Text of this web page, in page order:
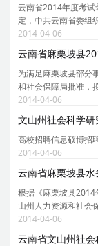
云南省2014年度考
定，中共云南省委组
局决定开展2014年度
当职务层次非领导职
2014-04-06
为满足麻栗坡县部分
和社会保障局批准，
有关事项公告如下：
生计划应届毕业生(
2014-04-06
文山州社会科学
高校招聘信息硕博招
2014-04-06
云南省麻栗坡县
根据《麻栗坡县
山州人力资源和社会
聘水务系统紧缺岗位
一、招聘对象 省内
2014-04-06